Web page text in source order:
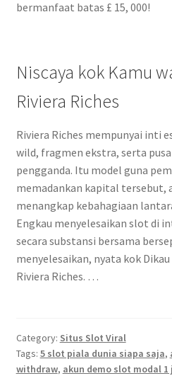
bermanfaat batas £ 15, 000!
Niscaya kok Kamu
Riviera Riches
Riviera Riches mempunyai inti
wild, fragmen ekstra, serta
pengganda. Itu model guna
memadankan kapital tersebut,
menangkap kebahagiaan
Engkau menyelesaikan slot di
secara substansi bersama
menyelesaikan, nyata kok
Riviera Riches. …
Category: Situs Slot Viral
Tags: 5 slot piala dunia siapa saja,
withdraw, akun demo slot modal 1